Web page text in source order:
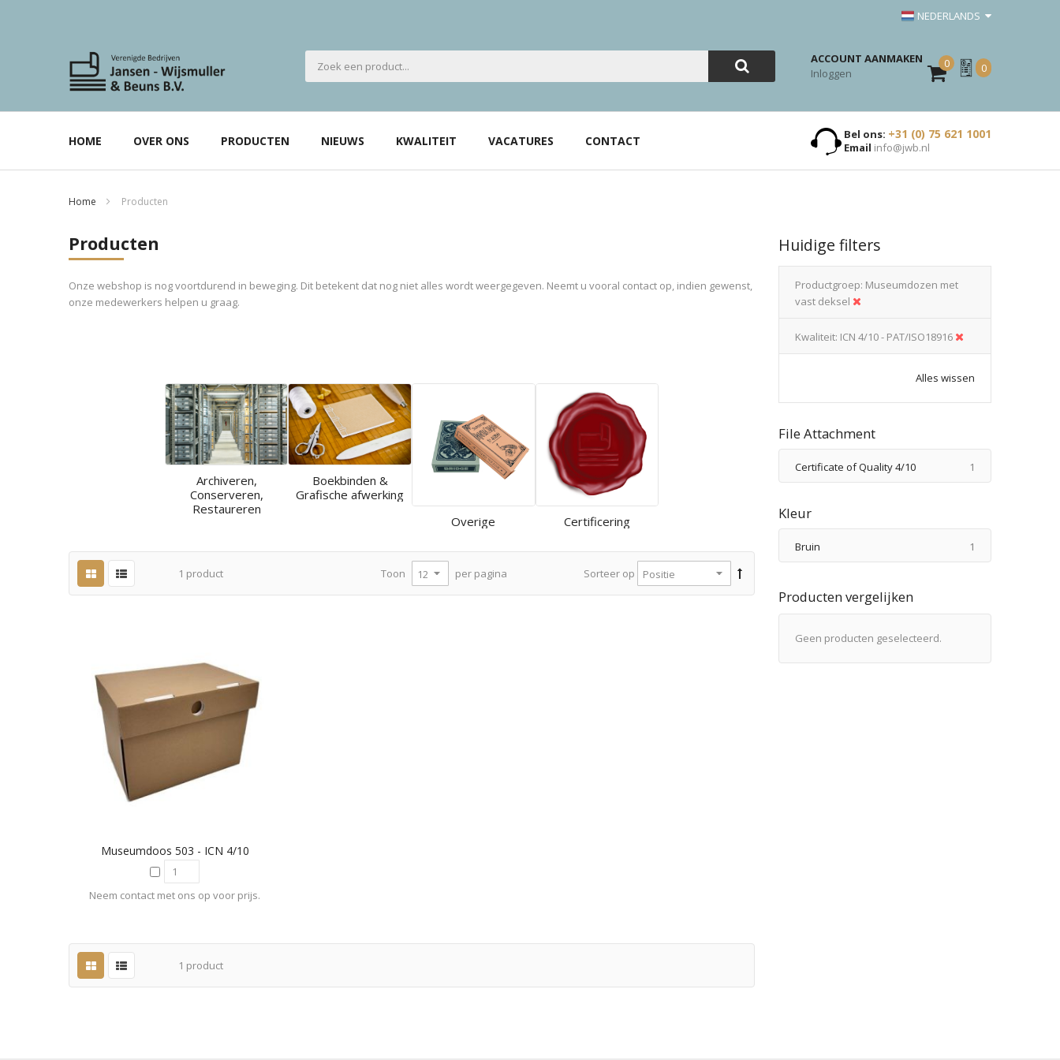
NEDERLANDS
ACCOUNT AANMAKEN
Inloggen
0
Mijn
Offerte
0
HOME OVER ONS PRODUCTEN NIEUWS KWALITEIT VACATURES CONTACT Bel ons: +31 (0) 75 621 1001
Email info@jwb.nl
Home Producten
Producten
Onze webshop is nog voortdurend in beweging. Dit betekent dat nog niet alles wordt weergegeven. Neemt u vooral contact op, indien gewenst,
onze medewerkers helpen u graag.
Archiveren,
Conserveren,
Restaureren
Boekbinden &
Grafische afwerking
Overige
Certificering
1 product Sorteer op
Toon per pagina
Museumdoos 503 - ICN 4/10
Neem contact met ons op voor prijs.
1 product
Huidige filters
Productgroep Museumdozen met
vast deksel
Kwaliteit ICN 4/10 - PAT/ISO18916
Alles wissen
File Attachment
Certificate of Quality 4/10 1
Kleur
Bruin 1
Producten vergelijken
Geen producten geselecteerd.